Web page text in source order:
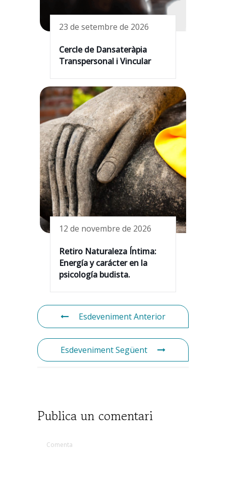
23 de setembre de 2026
Cercle de Dansateràpia
Transpersonal i Vincular
12 de novembre de 2026
Retiro Naturaleza Íntima:
Energía y carácter en la
psicología budista.
Esdeveniment Anterior
Esdeveniment Següent
Publica un comentari